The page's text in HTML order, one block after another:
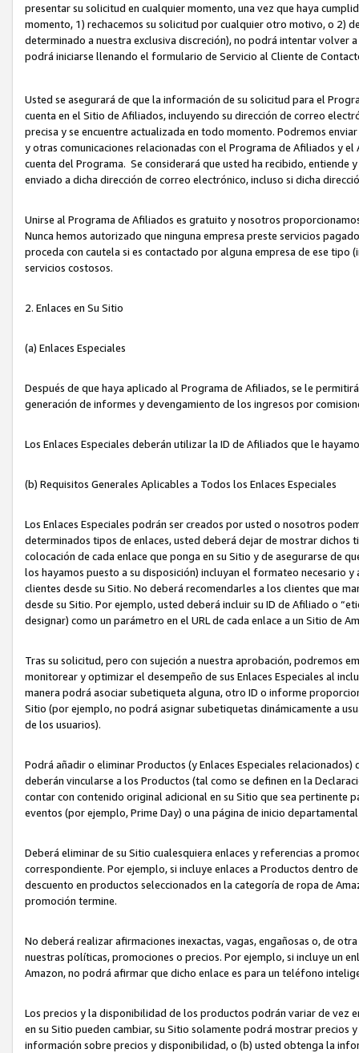
presentar su solicitud en cualquier momento, una vez que haya
momento, 1) rechacemos su solicitud por cualquier otro motivo, o 2)
determinado a nuestra exclusiva discreción), no podrá intentar volver
podrá iniciarse llenando el formulario de Servicio al Cliente de
Usted se asegurará de que la información de su solicitud para el
cuenta en el Sitio de Afiliados, incluyendo su dirección de correo
precisa y se encuentre actualizada en todo momento. Podremos
y otras comunicaciones relacionadas con el Programa de Afiliados y
cuenta del Programa. Se considerará que usted ha recibido, entiende
enviado a dicha dirección de correo electrónico, incluso si dicha
Unirse al Programa de Afiliados es gratuito y nosotros
Nunca hemos autorizado que ninguna empresa preste servicios
proceda con cautela si es contactado por alguna empresa de ese
servicios costosos.
2. Enlaces en Su Sitio
(a) Enlaces Especiales
Después de que haya aplicado al Programa de Afiliados, se le
generación de informes y devengamiento de los ingresos por
Los Enlaces Especiales deberán utilizar la ID de Afiliados que le
(b) Requisitos Generales Aplicables a Todos los Enlaces Especiales
Los Enlaces Especiales podrán ser creados por usted o nosotros
determinados tipos de enlaces, usted deberá dejar de mostrar dichos
colocación de cada enlace que ponga en su Sitio y de asegurarse de
los hayamos puesto a su disposición) incluyan el formateo necesario
clientes desde su Sitio. No deberá recomendarles a los clientes que
desde su Sitio. Por ejemplo, usted deberá incluir su ID de Afiliado o
designar) como un parámetro en el URL de cada enlace a un Sitio de
Tras su solicitud, pero con sujeción a nuestra aprobación, podremos
monitorear y optimizar el desempeño de sus Enlaces Especiales al
manera podrá asociar subetiqueta alguna, otro ID o informe
Sitio (por ejemplo, no podrá asignar subetiquetas dinámicamente a
de los usuarios).
Podrá añadir o eliminar Productos (y Enlaces Especiales
deberán vincularse a los Productos (tal como se definen en la
contar con contenido original adicional en su Sitio que sea pertinente
eventos (por ejemplo, Prime Day) o una página de inicio
Deberá eliminar de su Sitio cualesquiera enlaces y referencias a
correspondiente. Por ejemplo, si incluye enlaces a Productos dentro
descuento en productos seleccionados en la categoría de ropa de
promoción termine.
No deberá realizar afirmaciones inexactas, vagas, engañosas o, de
nuestras políticas, promociones o precios. Por ejemplo, si incluye un
Amazon, no podrá afirmar que dicho enlace es para un teléfono
Los precios y la disponibilidad de los productos podrán variar de vez
en su Sitio pueden cambiar, su Sitio solamente podrá mostrar
información sobre precios y disponibilidad, o (b) usted obtenga la